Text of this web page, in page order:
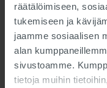
räätälöimiseen,
tukemiseen ja
jaamme sosiaalisen
alan
sivustoamme.
tietoja muihin